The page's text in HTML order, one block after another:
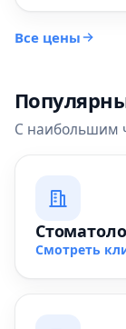
Все цены
С наибольшим
Смотреть